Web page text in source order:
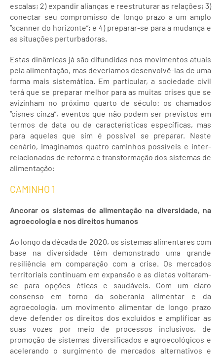
escalas; 2) expandir alianças e reestruturar as relações; 3)
conectar seu compromisso de longo prazo a um amplo
“scanner do horizonte”; e 4) preparar-se para a mudança e
as situações perturbadoras.
Estas dinâmicas já são difundidas nos movimentos atuais
pela alimentação, mas deveríamos desenvolvê-las de uma
forma mais sistemática. Em particular, a sociedade civil
terá que se preparar melhor para as muitas crises que se
avizinham no próximo quarto de século: os chamados
“cisnes cinza”, eventos que não podem ser previstos em
termos de data ou de características específicas, mas
para aqueles que sim é possível se preparar. Neste
cenário, imaginamos quatro caminhos possíveis e inter-
relacionados de reforma e transformação dos sistemas de
alimentação:
CAMINHO 1
Ancorar os sistemas de alimentação na diversidade, na
agroecologia e nos direitos humanos
Ao longo da década de 2020, os sistemas alimentares com
base na diversidade têm demonstrado uma grande
resiliência em comparação com a crise. Os mercados
territoriais continuam em expansão e as dietas voltaram-
se para opções éticas e saudáveis. Com um claro
consenso em torno da soberania alimentar e da
agroecologia, um movimento alimentar de longo prazo
deve defender os direitos dos excluídos e amplificar as
suas vozes por meio de processos inclusivos, de
promoção de sistemas diversificados e agroecológicos e
acelerando o surgimento de mercados alternativos e